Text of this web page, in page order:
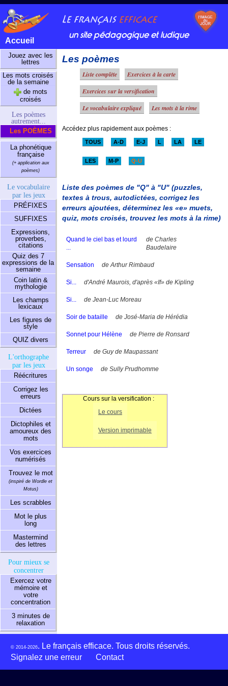
un site pédagogique et ludique
Accueil
Jouez avec les
lettres
Les mots croisés
de la semaine
de mots
croisés
Les poèmes
autrement...
Les POÈMES
La phonétique
française
(+ application aux
poèmes)
Le vocabulaire
par les jeux
PRÉFIXES
SUFFIXES
Expressions,
proverbes,
citations
Quiz des 7
expressions de la
semaine
Coin latin &
mythologie
Les champs
lexicaux
Les figures de
style
QUIZ divers
L'orthographe
par les jeux
Réécritures
Corrigez les
erreurs
Dictées
Dictophiles et
amoureux des
mots
Vos exercices
numérisés
Trouvez le mot
(inspiré de Wordle et
Motus)
Les scrabbles
Mot le plus
long
Mastermind
des lettres
Pour mieux se
concentrer
Exercez votre
mémoire et
votre
concentration
3 minutes de
relaxation
Les poèmes
Liste complète
Exercices à la carte
Exercices sur la versification
Le vocabulaire expliqué
Les mots à la rime
Accédez plus rapidement aux poèmes :
TOUS A-D E-J L LA LE
LES M-P Q-U
Liste des poèmes de "Q" à "U" (puzzles,
textes à trous, autodictées, corrigez les
erreurs ajoutées, déterminez les «e» muets,
quiz, mots croisés, trouvez les mots à la rime)
Quand le ciel bas et lourd
...
de Charles
Baudelaire
Sensation de Arthur Rimbaud
Si... d'André Maurois, d'après «If» de Kipling
Si... de Jean-Luc Moreau
Soir de bataille de José-Maria de Hérédia
Sonnet pour Hélène de Pierre de Ronsard
Terreur de Guy de Maupassant
Un songe de Sully Prudhomme
Cours sur la versification :
Le cours
Version imprimable
© 2014-2026. Le français efficace. Tous droits réservés.
Signalez une erreur
Contact